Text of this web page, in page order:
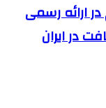
ارائه رسمی
در ایران